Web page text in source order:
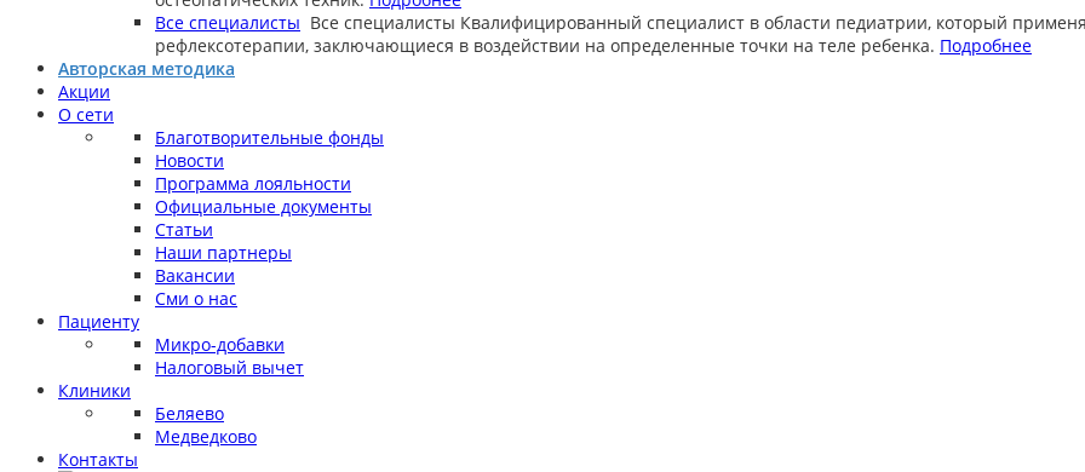
Все специалисты Все специалисты Квалифицированный специалист в области педиатрии, который
рефлексотерапии, заключающиеся в воздействии на определенные точки на теле ребенка. Подробнее
Авторская методика
Акции
О сети
Благотворительные фонды
Новости
Программа лояльности
Официальные документы
Статьи
Наши партнеры
Вакансии
Сми о нас
Пациенту
Микро-добавки
Налоговый вычет
Клиники
Беляево
Медведково
Контакты